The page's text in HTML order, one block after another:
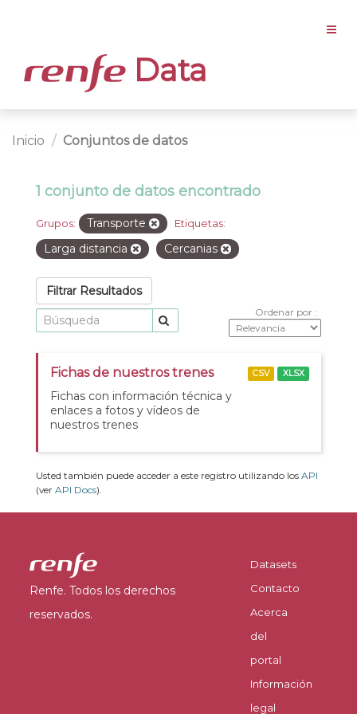
Data
Inicio Conjuntos de datos
1 conjunto de datos encontrado
Grupos: Transporte Etiquetas:
Larga distancia Cercanias
Filtrar Resultados
Ordenar por
Fichas de nuestros trenes
Fichas con información técnica y
enlaces a fotos y vídeos de
nuestros trenes
CSV XLSX
Usted también puede acceder a este registro utilizando los API
(ver API Docs).
Renfe. Todos los derechos
reservados.
Datasets
Contacto
Acerca
del
portal
Información
legal